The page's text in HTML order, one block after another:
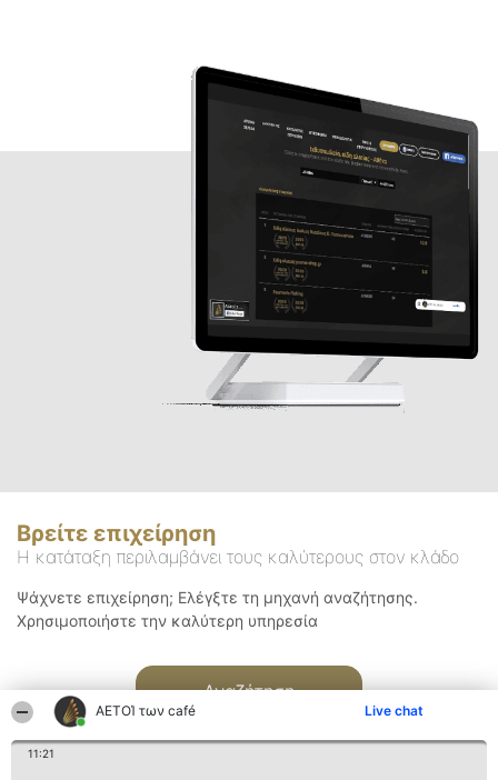
ΑΕΤΟΊ των café Live chat
11:21
Βρείτε επιχείρηση
Η κατάταξη περιλαμβάνει τους καλύτερους στον κλάδο
Ψάχνετε επιχείρηση; Ελέγξτε τη μηχανή αναζήτησης.
Χρησιμοποιήστε την καλύτερη υπηρεσία
Αναζήτηση